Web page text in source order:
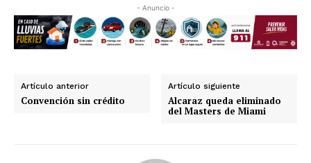
- Anuncio -
Artículo anterior
Convención sin crédito
Artículo siguiente
Alcaraz queda eliminado
del Masters de Miami